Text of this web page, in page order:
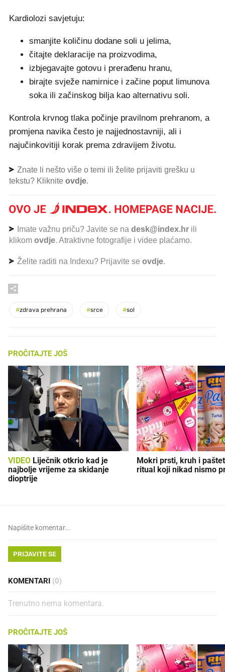
Kardiolozi savjetuju:
smanjite količinu dodane soli u jelima,
čitajte deklaracije na proizvodima,
izbjegavajte gotovu i prerađenu hranu,
birajte svježe namirnice i začine poput limunova
soka ili začinskog bilja kao alternativu soli.
Kontrola krvnog tlaka počinje pravilnom prehranom, a
promjena navika često je najjednostavniji, ali i
najučinkovitiji korak prema zdravijem životu.
Znate li nešto više o temi ili želite prijaviti grešku u
tekstu? Kliknite ovdje.
Imate važnu priču? Javite se na desk@index.hr ili
klikom ovdje. Atraktivne fotografije i videe plaćamo.
Želite raditi na Indexu? Prijavite se ovdje.
#zdrava prehrana #srce #sol
PROČITAJTE JOŠ
VIDEO
najbolje vrijeme za skidanje
dioptrije
Mokri prsti, kruh i
ritual koji nikad nismo
PRIJAVITE SE
KOMENTARI (0)
Trenutno nema komentara.
PROČITAJTE JOŠ